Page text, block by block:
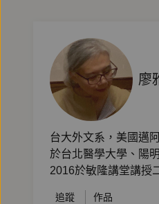
廖
台大外文系，美國邁
於台北醫學大學、陽
2016於敏隆講堂講授
追蹤 作品